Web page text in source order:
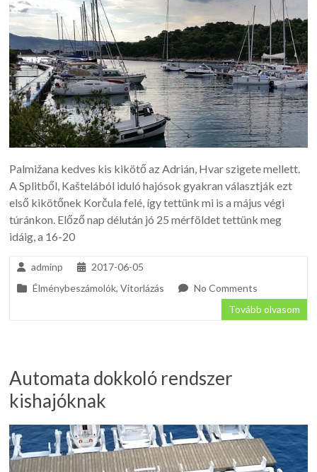
Palmižana kedves kis kikötő az Adrián, Hvar szigete mellett.
A Splitből, Kaštelából iduló hajósok gyakran választják ezt
első kikötőnek Korčula felé, így tettünk mi is a május végi
túránkon. Előző nap délután jó 25 mérföldet tettünk meg
idáig, a 16-20
adminp
2017-06-05
Élménybeszámolók,Vitorlázás
No Comments
Tovább olvasom
Automata dokkoló rendszer
kishajóknak